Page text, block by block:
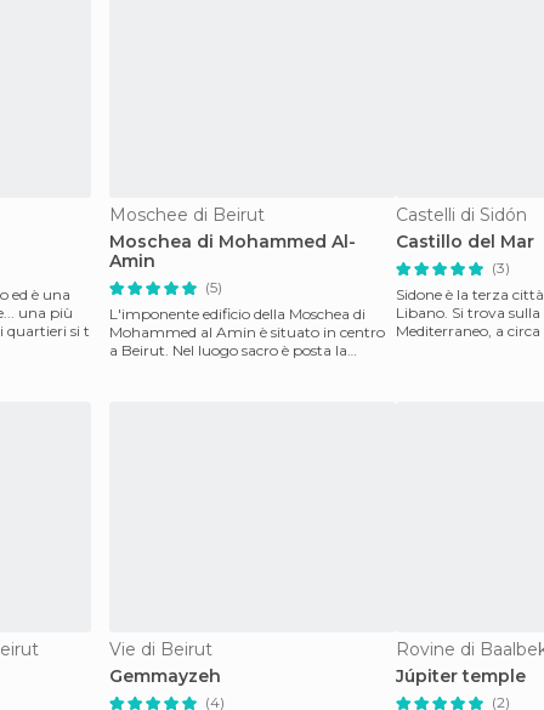
ed è una
una più
quartieri si t
Moschee di Beirut
Moschea di Mohammed Al-
Amin
(5)
L'imponente edificio della Moschea di
Mohammed al Amin è situato in centro
a Beirut. Nel luogo sacro è posta la
Castelli di Sidón
Castillo del Mar
(3)
Sidone è la terza
Libano. Si trova sulla
Mediterraneo, a
Vie di Beirut
Gemmayzeh
(4)
Rovine di
Júpiter temple
(2)